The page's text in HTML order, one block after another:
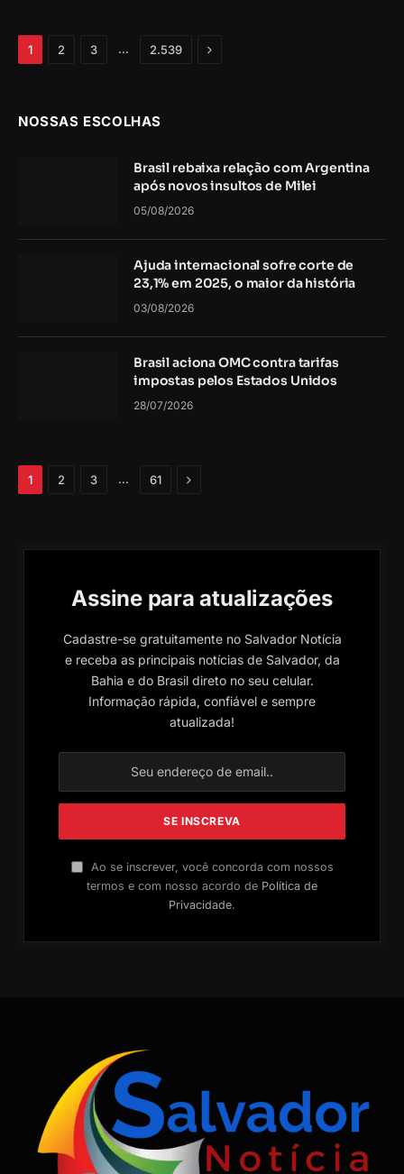
1 2 3 … 2.539 Próximo
NOSSAS ESCOLHAS
Brasil rebaixa relação com Argentina
após novos insultos de Milei
05/08/2026
Ajuda internacional sofre corte de
23,1% em 2025, o maior da história
03/08/2026
Brasil aciona OMC contra tarifas
impostas pelos Estados Unidos
28/07/2026
1 2 3 … 61 Próximo
Assine para atualizações
Cadastre-se gratuitamente no Salvador Notícia
e receba as principais notícias de Salvador, da
Bahia e do Brasil direto no seu celular.
Informação rápida, confiável e sempre
atualizada!
Ao se inscrever, você concorda com nossos
termos e com nosso acordo de Política de
Privacidade.